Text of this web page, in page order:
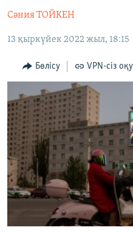
main
Skip
Search
АДАМ ҚҰҚЫҚТАРЫ
ӘЛЕУМЕТ
ӘЛЕМ
АРНАЙЫ ЖОБАЛАР
Русский
ЖАЗЫЛЫҢЫЗ
Басқа тілдерде
Сәния ТОЙКЕН
13 қыркүйек 2022 жыл, 18:15
Бөлісу VPN-сіз оқу